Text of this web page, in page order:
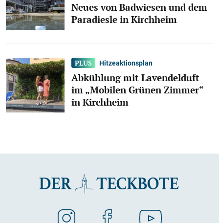
Neues von Badwiesen und dem
Paradiesle in Kirchheim
Hitzeaktionsplan
Abkühlung mit Lavendelduft
im „Mobilen Grünen Zimmer“
in Kirchheim